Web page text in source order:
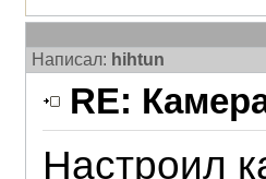
Написал: hihtun
RE:
Настроил